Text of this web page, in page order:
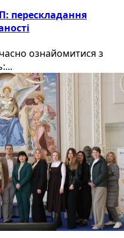
перескладання
ознайомитися з